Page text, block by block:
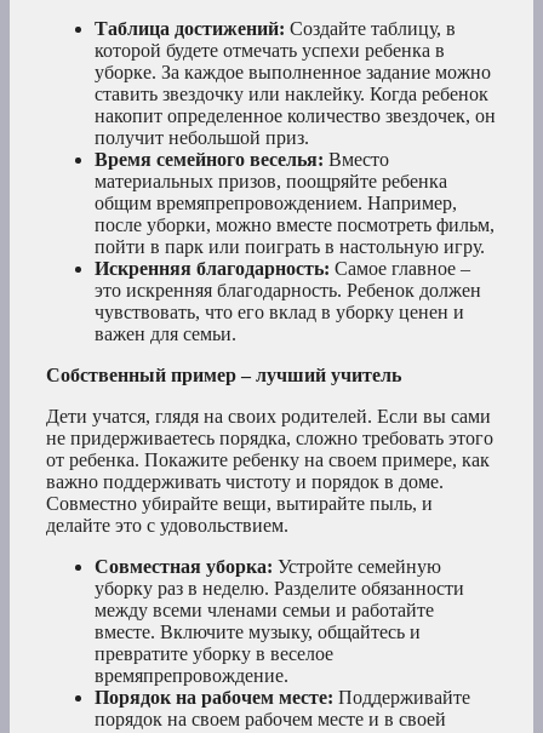
Таблица достижений: Создайте таблицу, в
которой будете отмечать успехи ребенка в
уборке. За каждое выполненное задание можно
ставить звездочку или наклейку. Когда ребенок
накопит определенное количество звездочек, он
получит небольшой приз.
Время семейного веселья: Вместо
материальных призов, поощряйте ребенка
общим времяпрепровождением. Например,
после уборки, можно вместе посмотреть фильм,
пойти в парк или поиграть в настольную игру.
Искренняя благодарность: Самое главное –
это искренняя благодарность. Ребенок должен
чувствовать, что его вклад в уборку ценен и
важен для семьи.
Собственный пример – лучший учитель
Дети учатся, глядя на своих родителей. Если вы сами
не придерживаетесь порядка, сложно требовать этого
от ребенка. Покажите ребенку на своем примере, как
важно поддерживать чистоту и порядок в доме.
Совместно убирайте вещи, вытирайте пыль, и
делайте это с удовольствием.
Совместная уборка: Устройте семейную
уборку раз в неделю. Разделите обязанности
между всеми членами семьи и работайте
вместе. Включите музыку, общайтесь и
превратите уборку в веселое
времяпрепровождение.
Порядок на рабочем месте: Поддерживайте
порядок на своем рабочем месте и в своей